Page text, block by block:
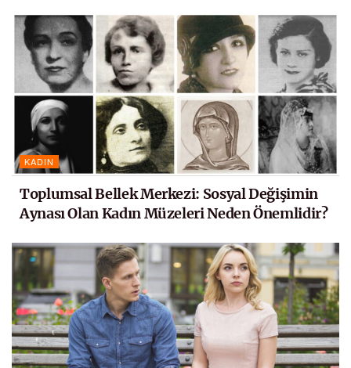
KADIN
Toplumsal Bellek Merkezi: Sosyal Değişimin
Aynası Olan Kadın Müzeleri Neden Önemlidir?